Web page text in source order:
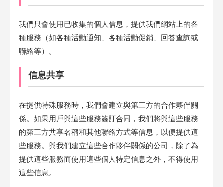
我們只會使用已收集的個人信息，提供我們網站上的各
種服務（如各種活動通知、各種活動促銷、回答查詢或
聯絡等）。
信息共享
在提供特殊服務時，我們會建立與第三方的合作夥伴關
係。如果用戶與這些服務簽訂合同，我們將與這些服務
的第三方共享名稱和其他聯絡方式等信息，以便提供這
些服務。與我們建立這些合作夥伴關係的公司，除了為
提供這些服務而使用這些個人特定信息之外，不得使用
這些信息。